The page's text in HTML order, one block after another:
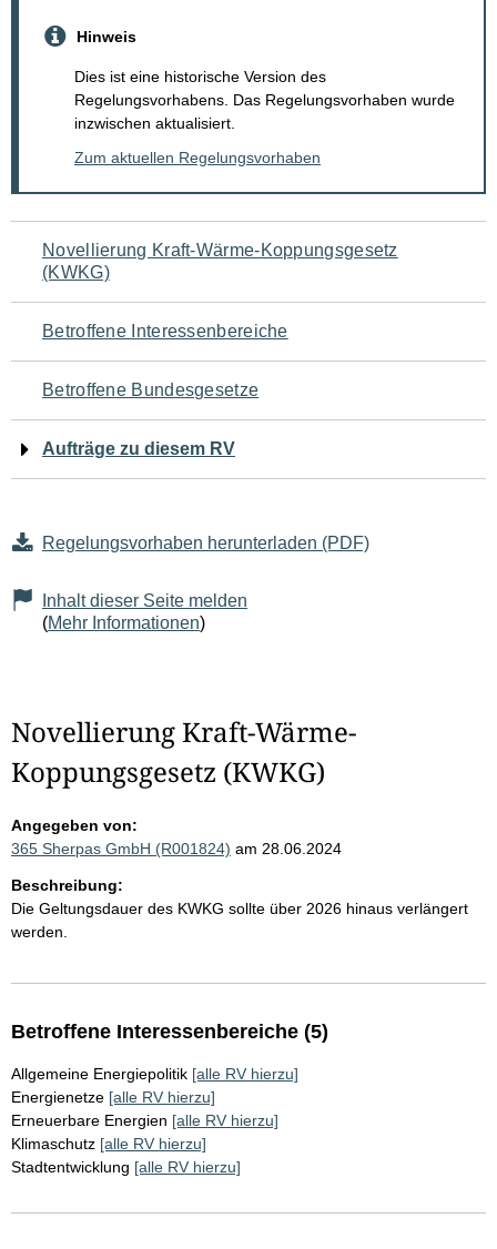
Hinweis
Dies ist eine historische Version des
Regelungsvorhabens. Das Regelungsvorhaben wurde
inzwischen aktualisiert.
Zum aktuellen Regelungsvorhaben
Navigation
für
den
Seiteninhalt
Novellierung Kraft-Wärme-Koppungsgesetz
(KWKG)
Betroffene Interessenbereiche
Betroffene Bundesgesetze
Aufträge zu diesem RV
Regelungsvorhaben herunterladen (PDF)
Inhalt dieser Seite melden
(Mehr Informationen)
Novellierung Kraft-Wärme-
Koppungsgesetz (KWKG)
Angegeben von:
365 Sherpas GmbH (R001824) am 28.06.2024
Beschreibung:
Die Geltungsdauer des KWKG sollte über 2026 hinaus verlängert
werden.
Betroffene Interessenbereiche (5)
Allgemeine Energiepolitik [alle RV hierzu]
Energienetze [alle RV hierzu]
Erneuerbare Energien [alle RV hierzu]
Klimaschutz [alle RV hierzu]
Stadtentwicklung [alle RV hierzu]